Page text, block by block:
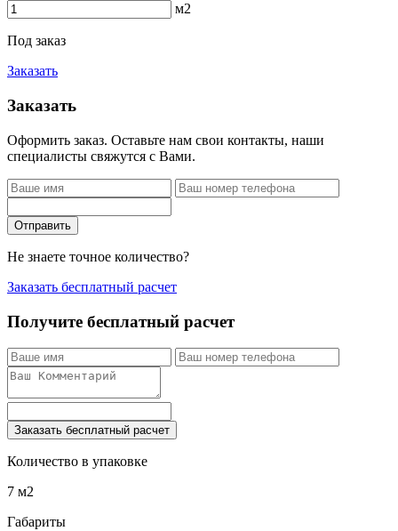
м2
Под заказ
Заказать
Заказать
Оформить заказ. Оставьте нам свои контакты, наши
специалисты свяжутся с Вами.
Отправить
Не знаете точное количество?
Заказать бесплатный расчет
Получите бесплатный расчет
Заказать бесплатный расчет
Количество в упаковке
7 м2
Габариты